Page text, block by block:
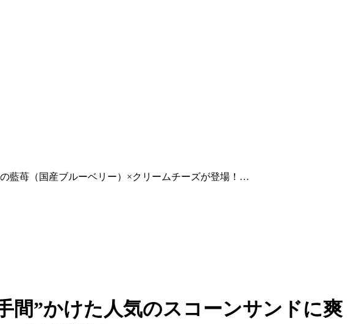
藍苺（国産ブルーベリー）×クリームチーズが登場！…
間”かけた人気のスコーンサンドに爽